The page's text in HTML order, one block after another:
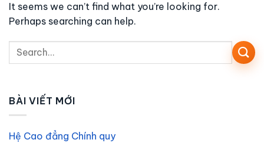
It seems we can’t find what you’re looking for.
Perhaps searching can help.
BÀI VIẾT MỚI
Hệ Cao đẳng Chính quy